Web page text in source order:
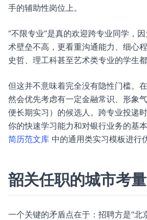
手的辅助性岗位上。
“不限专业”是真的欢迎跨专业同学，
术壁垒不高，更看重沟通能力、细心
史哲、理工科甚至艺术类专业的学生都
但这并不意味着完全没有隐性门槛。
然会优先考虑有一定金融常识、形象
便长期实习）的候选人。跨专业投递
你的快速学习能力和对银行业务的基
简历范文库 中的通用类实习模板进行
韶关任职的城市考量
一个关键的矛盾点在于：招聘方是“北